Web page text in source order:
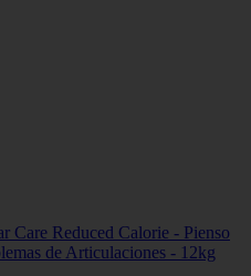
Care Reduced Calorie - Pienso
de Articulaciones - 12kg